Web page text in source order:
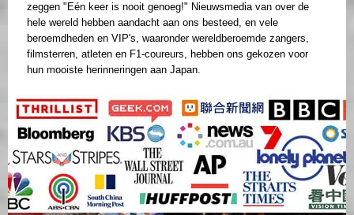
zeggen "Eén keer is nooit genoeg!" Nieuwsmedia van over de
hele wereld hebben aandacht aan ons besteed, en vele
beroemdheden en VIP's, waaronder wereldberoemde zangers,
filmsterren, atleten en F1-coureurs, hebben ons gekozen voor
hun mooiste herinneringen aan Japan.